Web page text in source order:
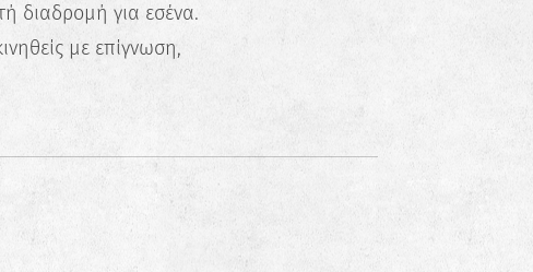
διαδρομή για εσένα.
με επίγνωση,